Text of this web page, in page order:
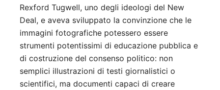
Rexford Tugwell, uno degli ideologi del New
Deal, e aveva sviluppato la convinzione che le
immagini fotografiche potessero essere
strumenti potentissimi di educazione pubblica e
di costruzione del consenso politico: non
semplici illustrazioni di testi giornalistici o
scientifici, ma documenti capaci di creare